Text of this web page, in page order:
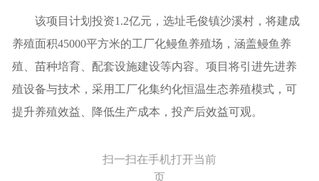
该项目计划投资1.2亿元，选址毛俊镇沙溪村，将建成
养殖面积45000平方米的工厂化鳗鱼养殖场，涵盖鳗鱼养
殖、苗种培育、配套设施建设等内容。项目将引进先进养
殖设备与技术，采用工厂化集约化恒温生态养殖模式，可
提升养殖效益、降低生产成本，投产后效益可观。
扫一扫在手机打开当前
页